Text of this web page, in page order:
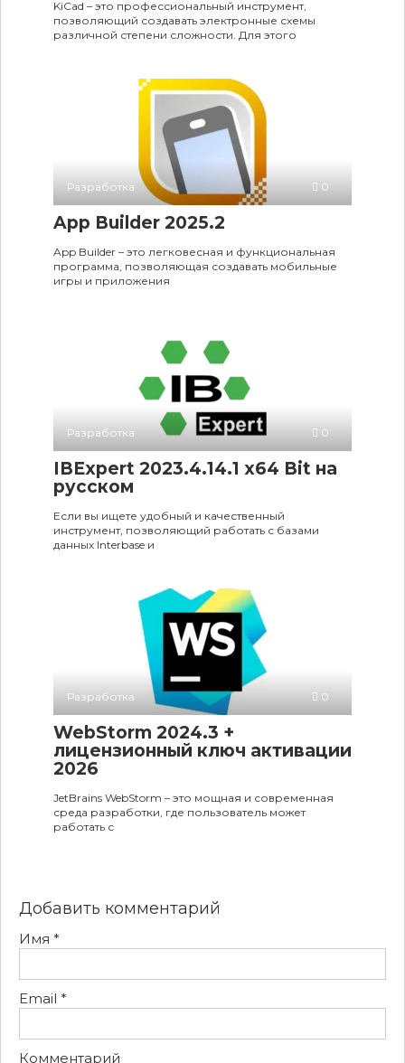
KiCad – это профессиональный инструмент,
позволяющий создавать электронные схемы
различной степени сложности. Для этого
Разработка 0
App Builder 2025.2
App Builder – это легковесная и функциональная
программа, позволяющая создавать мобильные
игры и приложения
Разработка 0
IBExpert 2023.4.14.1 x64 Bit на
русском
Если вы ищете удобный и качественный
инструмент, позволяющий работать с базами
данных Interbase и
Разработка 0
WebStorm 2024.3 +
лицензионный ключ активации
2026
JetBrains WebStorm – это мощная и современная
среда разработки, где пользователь может
работать с
Добавить комментарий
Имя *
Email *
Комментарий